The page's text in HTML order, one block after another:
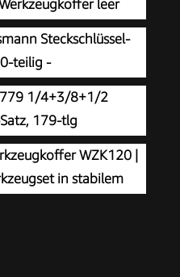
leer
- Werkzeugkiste (45 x
Klemmschutz für
vollständig
94-738
Steckschlüssel-
teilig -
mit Ratsche,
Chrom-Vanadium-
1/4+3/8+1/2
179-tlg
WZK120 |
in stabilem